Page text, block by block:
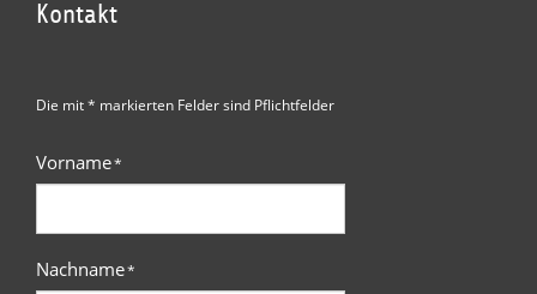
Kontakt
Die mit * markierten Felder sind Pflichtfelder
Vorname*
Nachname*